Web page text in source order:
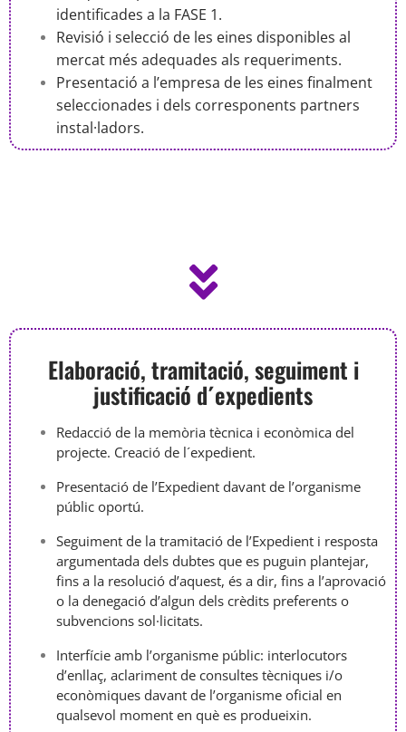
identificades a la FASE 1.
Revisió i selecció de les eines disponibles al
mercat més adequades als requeriments.
Presentació a l’empresa de les eines finalment
seleccionades i dels corresponents partners
instal·ladors.
Elaboració, tramitació, seguiment i
justificació d´expedients
Redacció de la memòria tècnica i econòmica del
projecte. Creació de l´expedient.
Presentació de l’Expedient davant de l’organisme
públic oportú.
Seguiment de la tramitació de l’Expedient i resposta
argumentada dels dubtes que es puguin plantejar,
fins a la resolució d’aquest, és a dir, fins a l’aprovació
o la denegació d’algun dels crèdits preferents o
subvencions sol·licitats.
Interfície amb l’organisme públic: interlocutors
d’enllaç, aclariment de consultes tècniques i/o
econòmiques davant de l’organisme oficial en
qualsevol moment en què es produeixin.